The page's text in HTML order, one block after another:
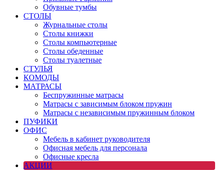
Обувные тумбы
СТОЛЫ
Журнальные столы
Столы книжки
Столы компьютерные
Столы обеденные
Столы туалетные
СТУЛЬЯ
КОМОДЫ
МАТРАСЫ
Беспружинные матрасы
Матрасы с зависимым блоком пружин
Матрасы с независимым пружинным блоком
ПУФИКИ
ОФИС
Мебель в кабинет руководителя
Офисная мебель для персонала
Офисные кресла
АКЦИИ